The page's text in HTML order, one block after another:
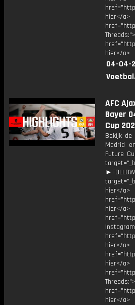
hier</a>
04-04-
AFC
Bayer
Cup
Bekijk
Madrid
Future
hier</a>